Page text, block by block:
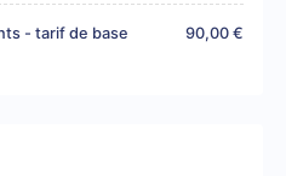
- tarif de base 90,00 €